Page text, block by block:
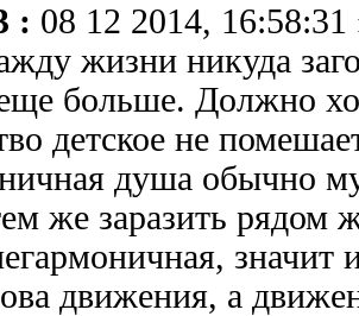
: 08 12 2014, 16:58:31
жизни никуда
еще больше. Должно
детское не
душа обычно
же заразить
значит
движения, а